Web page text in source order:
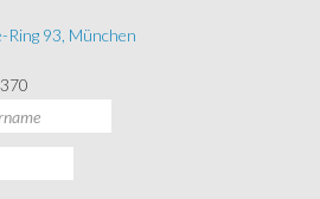
Ring 93, München